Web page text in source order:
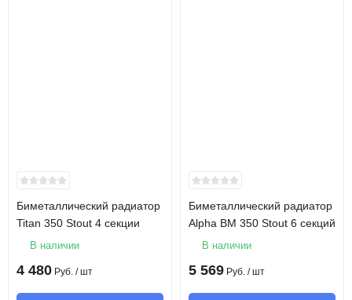
Биметаллический радиатор
Titan 350 Stout 4 секции
В наличии
4 480 Руб. / шт
Биметаллический радиатор
Alpha BM 350 Stout 6 секций
В наличии
5 569 Руб. / шт